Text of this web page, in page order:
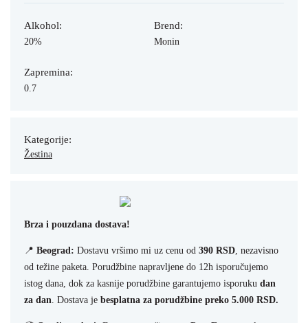
Alkohol:
20%
Brend:
Monin
Zapremina:
0.7
Kategorije:
Žestina
Brza i pouzdana dostava!
📍 Beograd: Dostavu vršimo mi uz cenu od 390 RSD, nezavisno
od težine paketa. Porudžbine napravljene do 12h isporučujemo
istog dana, dok za kasnije porudžbine garantujemo isporuku dan
za dan. Dostava je besplatna za porudžbine preko 5.000 RSD.